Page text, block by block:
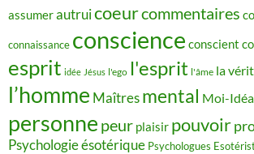
assumerautruicoeurcommentaires
connaissance conscience conscient
esprit idée Jésus l'ego l'esprit l'âme la
l’homme Maîtres mental Moi-
personne peur plaisir pouvoir
Psychologie ésotérique Psychologues